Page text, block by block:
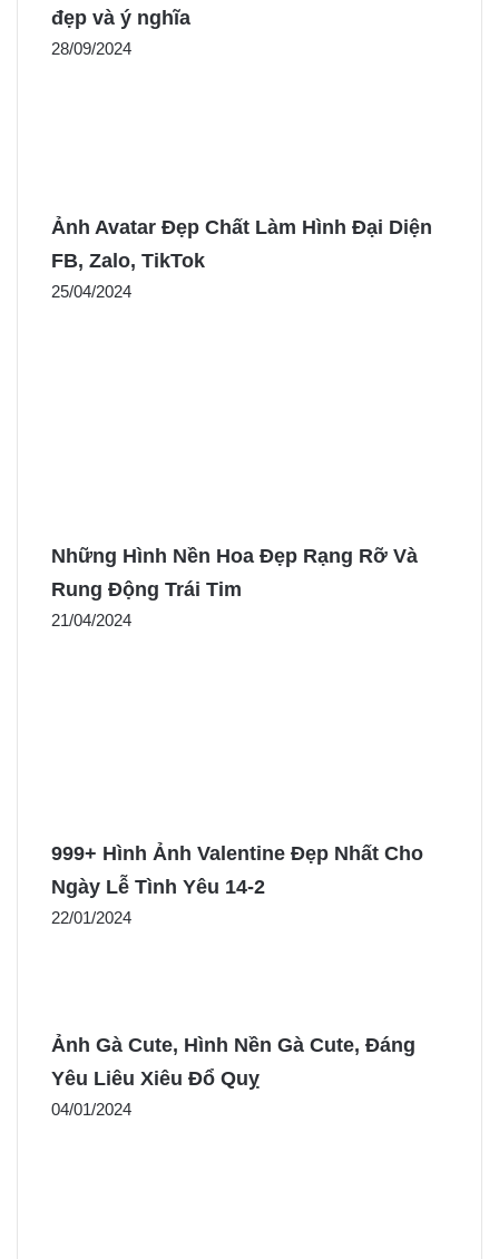
đẹp và ý nghĩa
28/09/2024
Ảnh Avatar Đẹp Chất Làm Hình Đại Diện
FB, Zalo, TikTok
25/04/2024
Những Hình Nền Hoa Đẹp Rạng Rỡ Và
Rung Động Trái Tim
21/04/2024
999+ Hình Ảnh Valentine Đẹp Nhất Cho
Ngày Lễ Tình Yêu 14-2
22/01/2024
Ảnh Gà Cute, Hình Nền Gà Cute, Đáng
Yêu Liêu Xiêu Đổ Quỵ
04/01/2024